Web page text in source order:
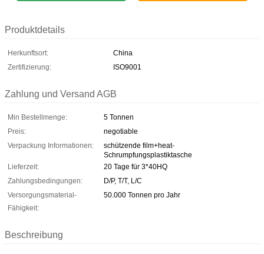
Produktdetails
Herkunftsort:
China
Zertifizierung:
ISO9001
Zahlung und Versand AGB
Min Bestellmenge:
5 Tonnen
Preis:
negotiable
Verpackung Informationen:
schützende film+heat-
Schrumpfungsplastiktasche
Lieferzeit:
20 Tage für 3*40HQ
Zahlungsbedingungen:
D/P, T/T, L/C
Versorgungsmaterial-
Fähigkeit:
50.000 Tonnen pro Jahr
Beschreibung